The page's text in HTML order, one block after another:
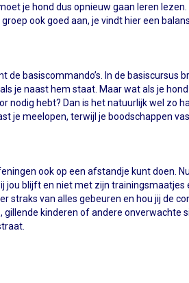
je hond dus opnieuw gaan leren lezen.
ook goed aan, je vindt hier een
de basiscommando’s. In de basiscursus
je naast hem staat. Maar wat als je
hebt? Dan is het natuurlijk wel zo
je meelopen, terwijl je boodschappen
ook op een afstandje kunt doen.
jou blijft en niet met zijn trainingsmaatjes
straks van alles gebeuren en hou jij de
kinderen of andere onverwachte